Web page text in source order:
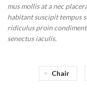
mus mollis at a nec
habitant suscipit tempus
ridiculus proin
senectus iaculis.
Chair